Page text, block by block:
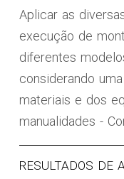
Aplicar as
execução de
diferentes
considerando
materiais e dos
manualidades -
RESULTADOS DE